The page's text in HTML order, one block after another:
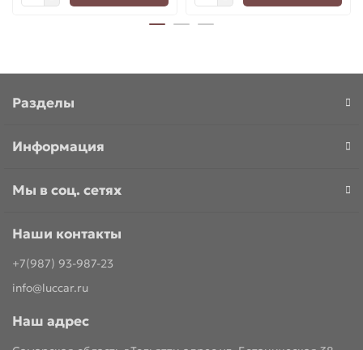
Разделы
Информация
Мы в соц. сетях
Наши контакты
+7(987) 93-987-23
info@luccar.ru
Наш адрес